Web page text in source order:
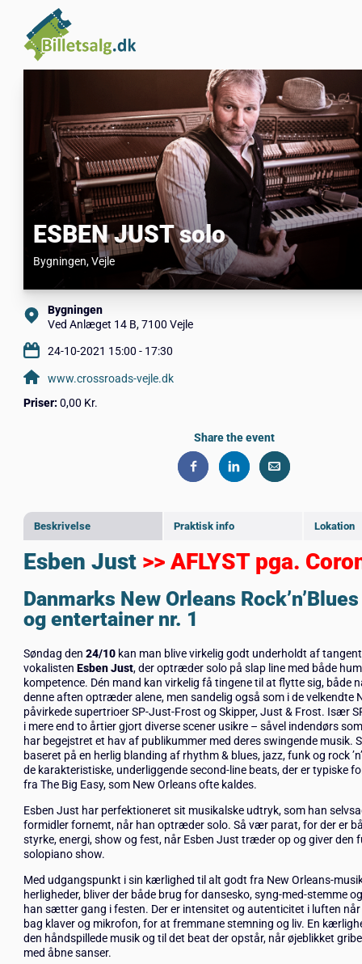
ESBEN JUST solo
Bygningen, Vejle
Beskrivelse Praktisk info Lokation
Esben Just >> AFLYST pga.
Danmarks New Orleans
og entertainer nr. 1
Søndag den 24/10kan man blive virkelig godt underholdt af
vokalisten Esben Just, der optræder solo på slap line med både
kompetence. Dén mand kan virkelig få tingene til at flytte sig, både
denne aften optræder alene, men sandelig også som i de velkendte
påvirkede supertrioer SP-Just-Frost og Skipper, Just & Frost. Især
i mere end to årtier gjort diverse scener usikre – såvel indendørs
har begejstret et hav af publikummer med deres swingende musik.
baseret på en herlig blanding af rhythm & blues, jazz, funk og rock
de karakteristiske, underliggende second-line beats, der er typiske
fra The Big Easy, som New Orleans ofte kaldes.
Esben Just har perfektioneret sit musikalske udtryk, som han
formidler fornemt, når han optræder solo. Så vær parat, for der er
styrke, energi, show og fest, når Esben Just træder op og giver den
solopiano show.
Med udgangspunkt i sin kærlighed til alt godt fra New Orleans-
herligheder, bliver der både brug for dansesko, syng-med-stemme
han sætter gang i festen. Der er intensitet og autenticitet i luften
bag klaver og mikrofon, for at fremmane stemning og liv. En
den håndspillede musik og til det beat der opstår, når øjeblikket
med åbne sanser.
Bygningen
Ved Anlæget 14 B, 7100 Vejle
24-10-2021 15:00 - 17:30
www.crossroads-vejle.dk
Priser:0,00 Kr.
Share the event